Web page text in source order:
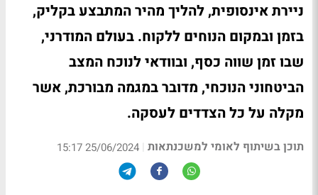
ניירת אינסופית, להליך מהיר המתבצע בקליק,
בזמן ובמקום הנוחים ללקוח. בעולם המודרני,
שבו זמן שווה כסף, ובוודאי לנוכח המצב
הביטחוני הנוכחי, מדובר במגמה מבורכת, אשר
מקלה על כל הצדדים לעסקה.
תוכן בשיתוף לאומי למשכנתאות |
25/06/2024 15:17